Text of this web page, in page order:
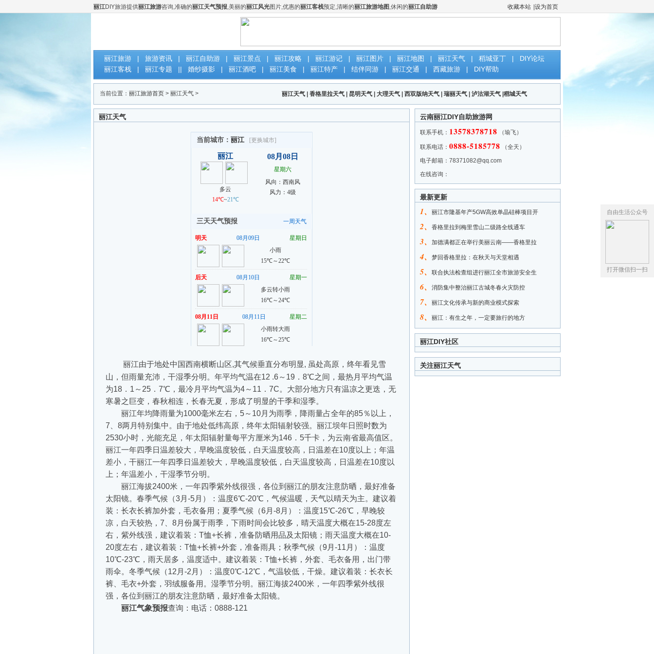
丽江DIY旅游提供丽江旅游咨询,准确的丽江天气预报,美丽的丽江风光图片,优惠的丽江客栈预定,清晰的丽江旅游地图 ,休闲的丽江自助游 收藏本站 设为首页
云南丽江DIY自助旅游网
丽江旅游 | 旅游资讯 | 丽江自助游 | 丽江景点 | 丽江攻略 | 丽江游记 | 丽江图片 | 丽江地图 | 丽江天气 | 稻城亚丁 |
DIY论坛
丽江客栈
| 丽江专题 || 婚纱摄影 | 丽江酒吧 | 丽江美食 | 丽江特产 | 结伴同游 | 丽江交通 | 西藏旅游 | DIY帮助
当前位置： 丽江旅游首页 > 丽江天气 > 丽江天气 香格里拉天气 昆明天气 大理天气 西双版纳天气 瑞丽天气 泸沽湖天气 稻城天气
丽江天气
丽江由于地处中国西南横断山区,其气候垂直分布明显, 虽处高原，终年看见雪
山，但雨量充沛，干湿季分明。年平均气温在12 .6～19．8℃之间，最热月平均气温
为18．1～25．7℃，最冷月平均气温为4～11．7C。大部分地方只有温凉之更迭，无
寒暑之巨变，春秋相连，长春无夏，形成了明显的干季和湿季。
丽江年均降雨量为1000毫米左右，5～10月为雨季，降雨量占全年的85％以上，
7、8两月特别集中。由于地处低纬高原，终年太阳辐射较强。丽江坝年日照时数为
2530小时，光能充足，年太阳辐射量每平方厘米为146．5千卡，为云南省最高值区。
丽江一年四季日温差较大，早晚温度较低，白天温度较高，日温差在10度以上；年温
差小，干丽江一年四季日温差较大，早晚温度较低，白天温度较高，日温差在10度以
上；年温差小，干湿季节分明。
丽江海拔2400米，一年四季紫外线很强，各位到丽江的朋友注意防晒，最好准备
太阳镜。春季气候（3月-5月）：温度6℃-20℃，气候温暖，天气以晴天为主。建议着
装：长衣长裤加外套，毛衣备用；夏季气候（6月-8月）：温度15℃-26℃，早晚较
凉，白天较热，7、8月份属于雨季，下雨时间会比较多，晴天温度大概在15-28度左
右，紫外线强，建议着装：T恤+长裤，准备防晒用品及太阳镜；雨天温度大概在10-
20度左右，建议着装：T恤+长裤+外套，准备雨具；秋季气候（9月-11月）：温度
10℃-23℃，雨天居多，温度适中。建议着装：T恤+长裤，外套、毛衣备用，出门带
雨伞。冬季气候（12月-2月）：温度0℃-12℃，气温较低，干燥。建议着装：长衣长
裤、毛衣+外套，羽绒服备用。湿季节分明。丽江海拔2400米，一年四季紫外线很
强，各位到丽江的朋友注意防晒，最好准备太阳镜。
丽江气象预报查询：电话：0888-121
云南丽江DIY自助旅游网
联系手机： 13578378718 （瑜飞）
联系电话： 0888-5185778 （全天）
电子邮箱： 78371082@qq.com
在线咨询：
最新更新
1、 丽江市隆基年产5GW高效单晶硅棒项目开
2、 香格里拉到梅里雪山二级路全线通车
3、 加德满都正在举行美丽云南——香格里拉
4、 梦回香格里拉：在秋天与天堂相遇
5、 联合执法检查组进行丽江全市旅游安全生
6、 消防集中整治丽江古城冬春火灾防控
7、 丽江文化传承与新的商业模式探索
8、 丽江：有生之年，一定要旅行的地方
丽江DIY社区
关注丽江天气
自由生活公众号
打开微信扫一扫